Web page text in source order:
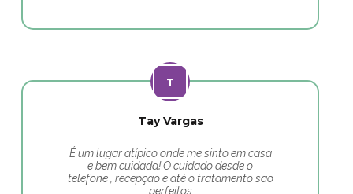
Tay Vargas
É um lugar atípico onde me sinto em casa
e bem cuidada! O cuidado desde o
telefone , recepção e até o tratamento são
perfeitos